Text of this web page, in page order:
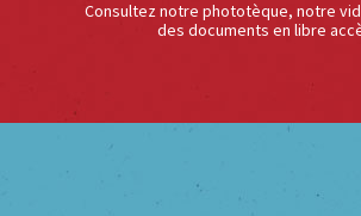
Consultez notre phototèque, notre
des documents en libre